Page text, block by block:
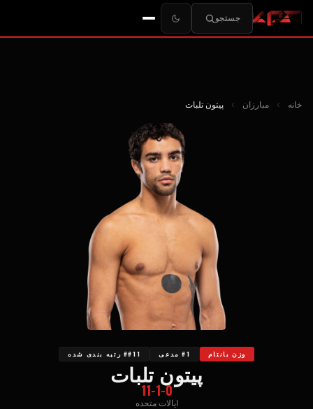
جستجو
خانه › مبارزان › پیتون تلبات
وزن بانتام #1 مدعی ##11 رتبه بندی شده
پیتون تلبات
11-1-0
ایالات متحده